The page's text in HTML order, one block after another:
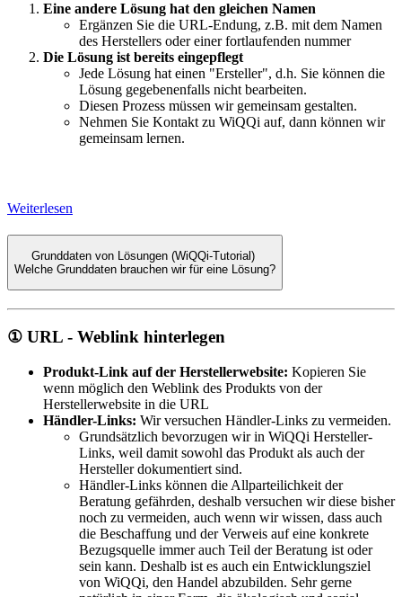
Eine andere Lösung hat den gleichen Namen
Ergänzen Sie die URL-Endung, z.B. mit dem Namen
des Herstellers oder einer fortlaufenden nummer
Die Lösung ist bereits eingepflegt
Jede Lösung hat einen "Ersteller", d.h. Sie können die
Lösung gegebenenfalls nicht bearbeiten.
Diesen Prozess müssen wir gemeinsam gestalten.
Nehmen Sie Kontakt zu WiQQi auf, dann können wir
gemeinsam lernen.
Weiterlesen
Grunddaten von Lösungen (WiQQi-Tutorial)
Welche Grunddaten brauchen wir für eine Lösung?
① URL - Weblink hinterlegen
Produkt-Link auf der Herstellerwebsite: Kopieren Sie
wenn möglich den Weblink des Produkts von der
Herstellerwebsite in die URL
Händler-Links: Wir versuchen Händler-Links zu vermeiden.
Grundsätzlich bevorzugen wir in WiQQi Hersteller-
Links, weil damit sowohl das Produkt als auch der
Hersteller dokumentiert sind.
Händler-Links können die Allparteilichkeit der
Beratung gefährden, deshalb versuchen wir diese bisher
noch zu vermeiden, auch wenn wir wissen, dass auch
die Beschaffung und der Verweis auf eine konkrete
Bezugsquelle immer auch Teil der Beratung ist oder
sein kann. Deshalb ist es auch ein Entwicklungsziel
von WiQQi, den Handel abzubilden. Sehr gerne